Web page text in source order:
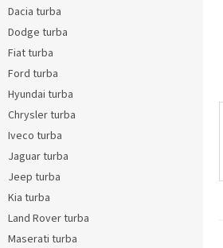
Dacia turba
Dodge turba
Fiat turba
Ford turba
Hyundai turba
Chrysler turba
Iveco turba
Jaguar turba
Jeep turba
Kia turba
Land Rover turba
Maserati turba